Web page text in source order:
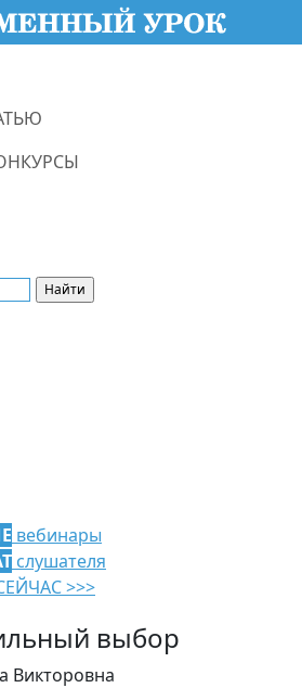
вебинары
слушателя
>>>
выбор
Викторовна